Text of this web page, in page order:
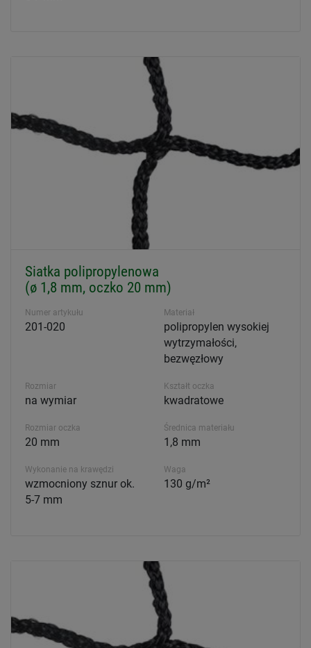
Siatka polipropylenowa
(ø 1,8 mm, oczko 20 mm)
Numer artykułu
201-020
Materiał
polipropylen wysokiej
wytrzymałości,
bezwęzłowy
Rozmiar
na wymiar
Kształt oczka
kwadratowe
Rozmiar oczka
20 mm
Średnica materiału
1,8 mm
Wykonanie na krawędzi
wzmocniony sznur ok.
5-7 mm
Waga
130 g/m²